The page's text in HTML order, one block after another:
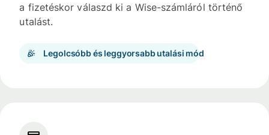
a fizetéskor válaszd ki a Wise-számláról történő
utalást.
Legolcsóbb és leggyorsabb utalási mód